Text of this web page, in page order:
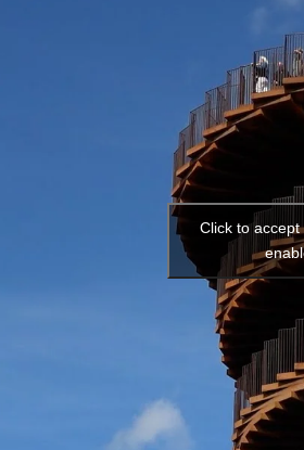
Click to